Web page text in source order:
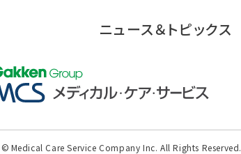
ニュース＆トピックス
© Medical Care Service Company Inc.All Rights Reserved.